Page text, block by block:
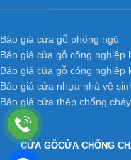
Báo giá cửa gỗ phòng ngủ
Báo giá của gỗ công nghiệp
Báo giá của gỗ công nghiệp
Báo giá cửa nhựa nhà vệ
Báo giá cửa thép chống cháy
CỬA GỖCỬA CHỐNG